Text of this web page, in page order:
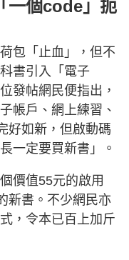
一個code」扼
包「止血」，但不
書引入「電子
發帖網民便指出，
帳戶、網上練習、
好如新，但啟動碼
一定要買新書」。
價值55元的啟用
新書。不少網民亦
，令本已百上加斤